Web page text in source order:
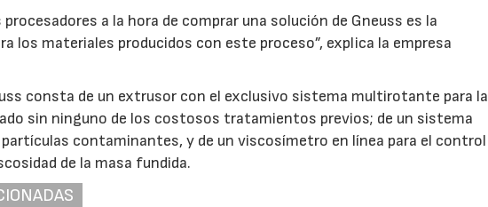
a la hora de comprar una solución de Gneuss es la
los materiales producidos con este proceso”, explica la empresa
consta de un extrusor con el exclusivo sistema multirotante para la
sin ninguno de los costosos tratamientos previos; de un sistema
contaminantes, y de un viscosímetro en línea para el control
de la masa fundida.